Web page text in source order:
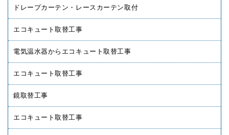
ドレープカーテン・レースカーテン取付
エコキュート取替工事
電気温水器からエコキュート取替工事
エコキュート取替工事
鏡取替工事
エコキュート取替工事